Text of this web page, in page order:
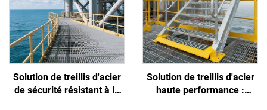
Solution de treillis d'acier
de sécurité résistant à la
Solution de treillis d'acier
haute performance :